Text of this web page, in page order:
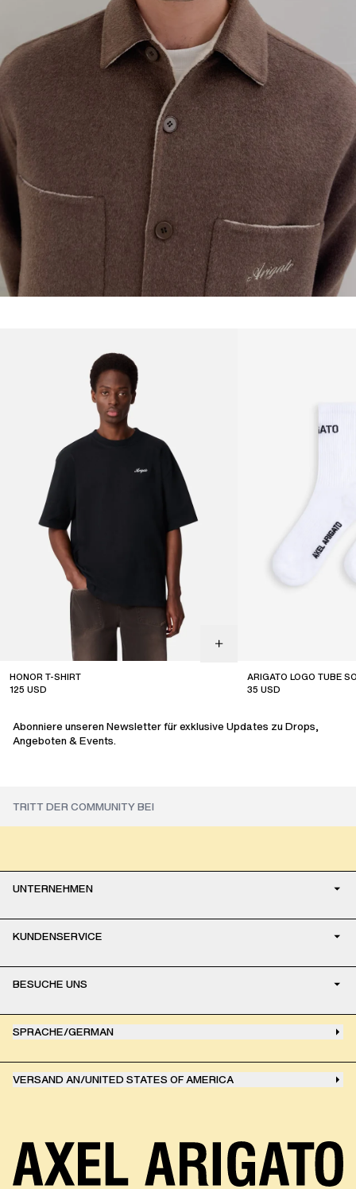
HONOR T-SHIRT
125 USD
ARIGATO LOGO TUBE
35 USD
Abonniere unseren Newsletter für exklusive Updates zu Drops,
Angeboten & Events.
UNTERNEHMEN
KUNDENSERVICE
BESUCHE UNS
SPRACHE/GERMAN
VERSAND AN/UNITED STATES OF AMERICA